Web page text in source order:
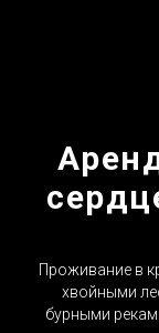
Проживание в
хвойными
бурными